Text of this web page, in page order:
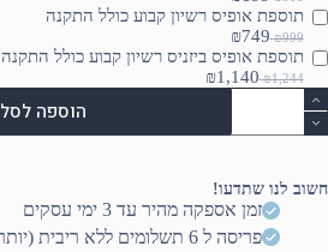
תוספת אופיס רשיון קבוע כולל התקנה
₪999
₪749
תוספת אופיס ביזניס רשיון קבוע כולל התקנה
₪1,244
₪1,140
כמות
של
ASUS
Gaming/NR-
TUF/16.0/WUXGA/I7-
14650HX/16GB/1
הוספה לסל
חשוב לנו שתדעו!
זמן אספקה מהיר עד 3 ימי עסקים
פריסה ל 6 תשלומים ללא ריבית (יותר? דברו איתנו)